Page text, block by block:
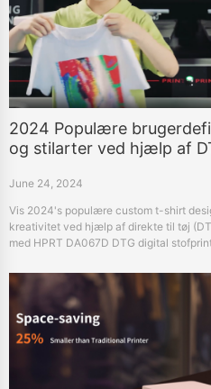
2024 Populære
og stilarter ved hjælp af
June 24, 2024
Vis 2024's populære custom t-shirt
kreativitet ved hjælp af direkte til tøj
med HPRT DA067D DTG digital